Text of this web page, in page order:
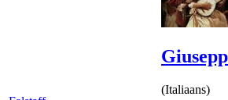
(Italiaans)